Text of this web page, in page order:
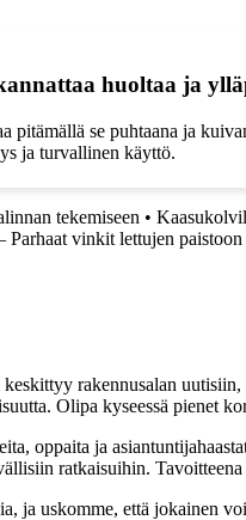
huoltaa ja
pitämällä se puhtaana ja
ja turvallinen käyttö.
tekemiseen •
Parhaat vinkit lettujen paistoon
rakennusalan
Olipa kyseessä pienet
oppaita ja
ratkaisuihin.
ja uskomme, että jokainen